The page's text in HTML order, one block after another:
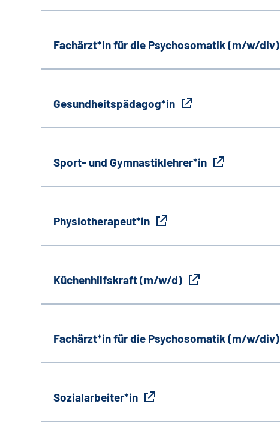
Fachärzt*in für die Psychosomatik (m/w/div)
Gesundheitspädagog*in
Sport- und Gymnastiklehrer*in
Physiotherapeut*in
Küchenhilfskraft (m/w/d)
Fachärzt*in für die Psychosomatik (m/w/div)
Sozialarbeiter*in